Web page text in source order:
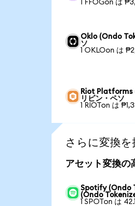
1 FFOGon は
Oklo (Ondo
ソ
1 OKLOon は
Riot Platforms
リピン・ペソ
1 RIOTon は
さらに変換を
アセット変換の
Spotify (Ondo
(Ondo
1 SPOTon は